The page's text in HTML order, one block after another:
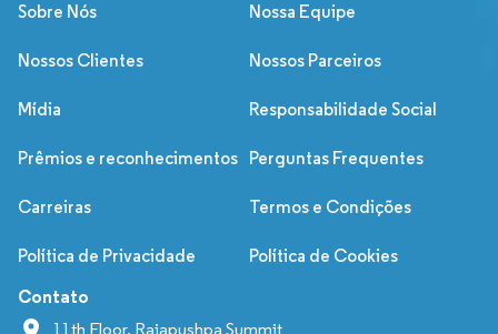
Sobre Nós
Nossa Equipe
Nossos Clientes Nossos Parceiros
Mídia Responsabilidade Social
Prêmios e reconhecimentos Perguntas Frequentes
Carreiras Termos e Condições
Política de Privacidade Política de Cookies
Contato
11th Floor, Rajapushpa Summit